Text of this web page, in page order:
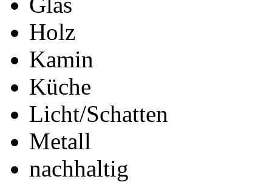
Holz
Kamin
Küche
Licht/Schatten
Metall
nachhaltig